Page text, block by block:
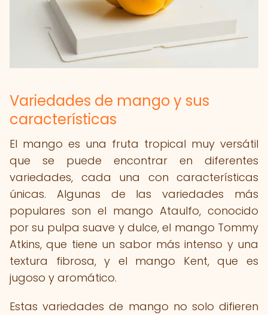
Variedades de mango y sus
características
El mango es una fruta tropical muy versátil
que se puede encontrar en diferentes
variedades, cada una con características
únicas. Algunas de las variedades más
populares son el mango Ataulfo, conocido
por su pulpa suave y dulce, el mango Tommy
Atkins, que tiene un sabor más intenso y una
textura fibrosa, y el mango Kent, que es
jugoso y aromático.
Estas variedades de mango no solo difieren